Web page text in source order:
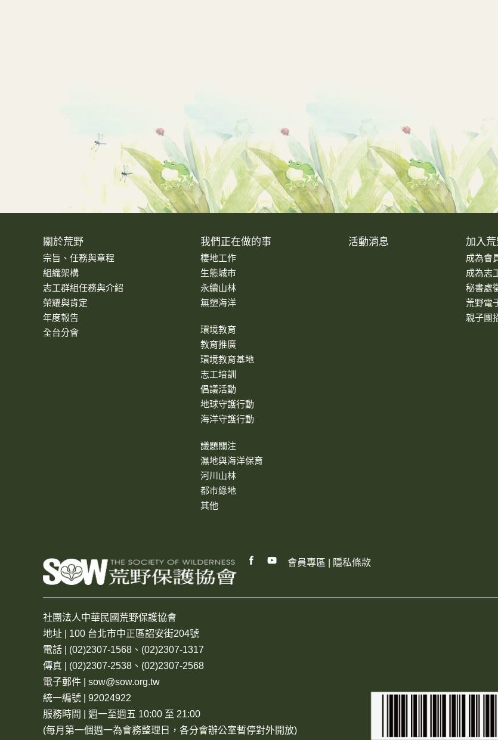
關於荒野
宗旨、任務與章程
組織架構
志工群組任務與介紹
榮耀與肯定
年度報告
全台分會
我們正在做的事
棲地工作
生態城市
永續山林
無塑海洋
環境教育
教育推廣
環境教育基地
志工培訓
倡議活動
地球守護行動
海洋守護行動
議題關注
濕地與海洋保育
河川山林
都市綠地
其他
活動消息 加入
成為會
成為志
秘書處
荒野電
親子團
會員專區 隱私條款
社團法人中華民國荒野保護協會
地址 | 100 台北市中正區詔安街204號
電話 | (02)2307-1568、(02)2307-1317
傳真 | (02)2307-2538、(02)2307-2568
電子郵件 | sow@sow.org.tw
統一編號 | 92024922
服務時間 | 週一至週五 10:00 至 21:00
(每月第一個週一為會務整理日，各分會辦公室暫停對外開放)